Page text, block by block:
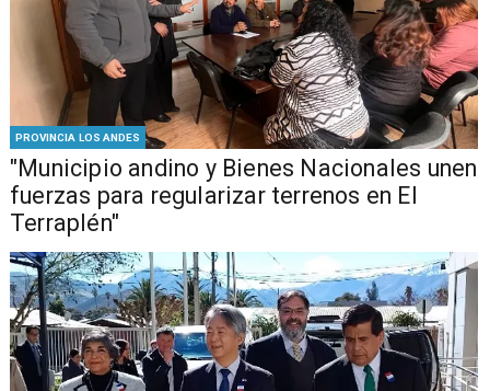
PROVINCIA LOS ANDES
"Municipio andino y Bienes Nacionales unen
fuerzas para regularizar terrenos en El
Terraplén"